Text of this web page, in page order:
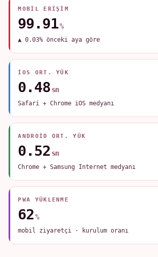
MOBIL ERIŞIM
99.91%
▲ 0.03% önceki aya göre
IOS ORT. YÜK
0.48 sn
Safari + Chrome iOS medyanı
ANDROID ORT. YÜK
0.52 sn
Chrome + Samsung Internet medyanı
PWA YÜKLENME
62%
mobil ziyaretçi · kurulum oranı